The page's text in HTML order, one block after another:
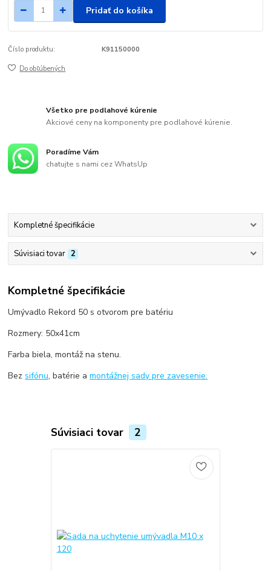
Pridať do košíka
Číslo produktu: K91150000
Do obľúbených
Všetko pre podlahové kúrenie
Akciové ceny na komponenty pre podlahové kúrenie.
Poradíme Vám
chatujte s nami cez WhatsUp
Kompletné špecifikácie
Súvisiaci tovar 2
Kompletné špecifikácie
Umývadlo Rekord 50 s otvorom pre batériu
Rozmery: 50x41cm
Farba biela, montáž na stenu.
Bezsifónu, batérie amontážnej sady pre zavesenie.
Súvisiaci tovar 2